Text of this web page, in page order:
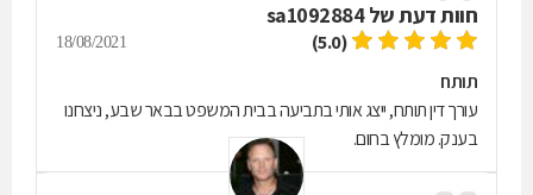
חוות דעת שלsa1092884
(5.0)
18/08/2021
תותח
עורך דין תותח, ייצג אותי בתביעה בבית המשפט בבאר שבע, ניצחנו
בענק. מומלץ בחום.